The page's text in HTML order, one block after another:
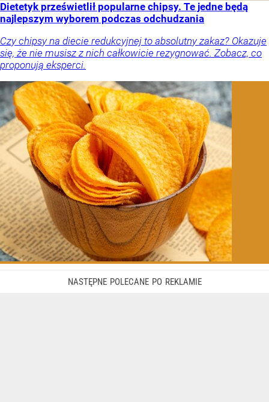
Dietetyk prześwietlił popularne chipsy. Te jedne będą
najlepszym wyborem podczas odchudzania
Czy chipsy na diecie redukcyjnej to absolutny zakaz? Okazuje
się, że nie musisz z nich całkowicie rezygnować. Zobacz, co
proponują eksperci.